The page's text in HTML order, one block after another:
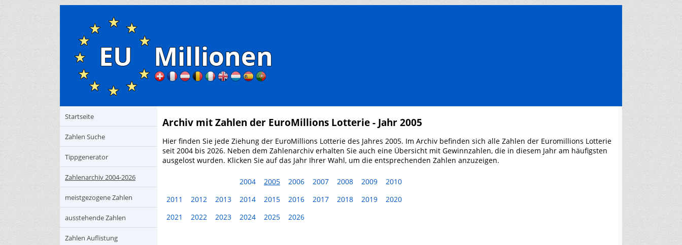
Startseite
Zahlen Suche
Tippgenerator
Zahlenarchiv 2004-2026
meistgezogene Zahlen
ausstehende Zahlen
Zahlen Auflistung
Archiv mit Zahlen der EuroMillions Lotterie - Jahr 2005
Hier finden Sie jede Ziehung der EuroMillions Lotterie des Jahres 2005. Im Archiv befinden sich alle Zahlen der Euromillions Lotterie
seit 2004 bis 2026. Neben dem Zahlenarchiv erhalten Sie auch eine Übersicht mit Gewinnzahlen, die in diesem Jahr am häufigsten
ausgelost wurden. Klicken Sie auf das Jahr Ihrer Wahl, um die entsprechenden Zahlen anzuzeigen.
2004 2005 2006 2007 2008 2009
2010
2011
2012 2013 2014 2015 2016 2017 2018 2019
2020
2021
2022 2023 2024 2025 2026